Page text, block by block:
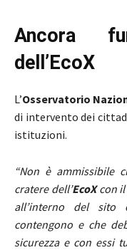
Ancora
dell’EcoX
L’Osservatorio
di intervento dei
istituzioni.
“Non è ammissibile
cratere dell’EcoXcon il
all’interno del sito
contengono e che
sicurezza e con essi